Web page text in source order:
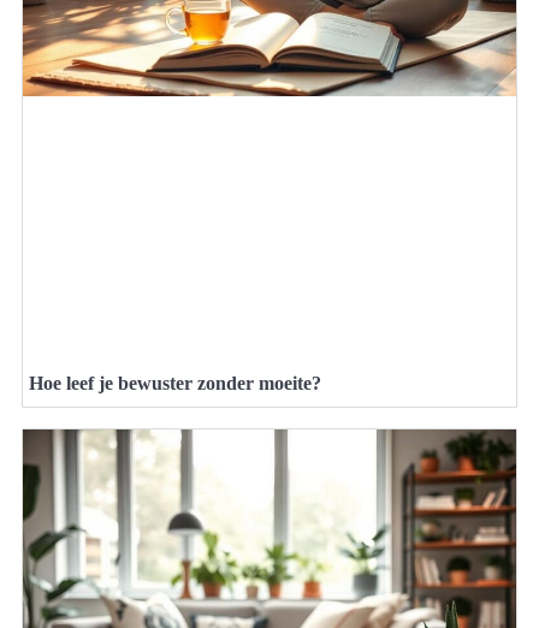
Hoe leef je bewuster zonder moeite?